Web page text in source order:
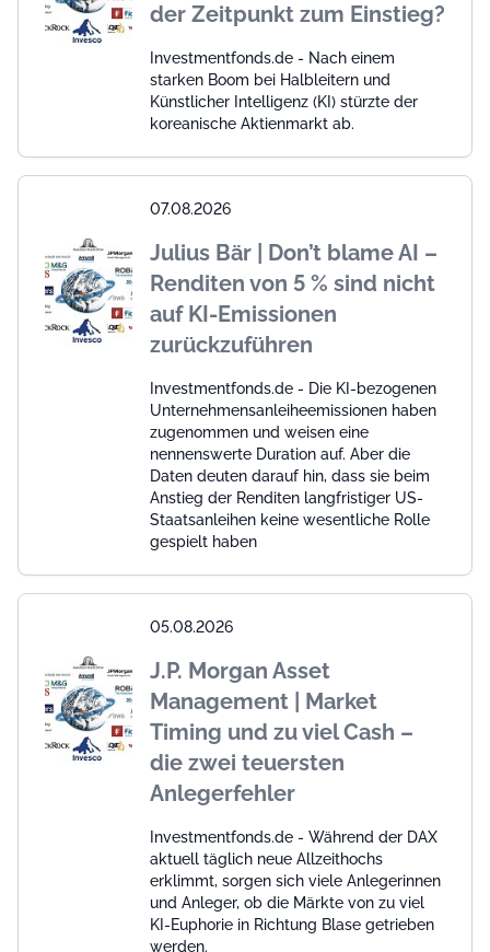
der Zeitpunkt zum Einstieg?
Investmentfonds.de - Nach einem
starken Boom bei Halbleitern und
Künstlicher Intelligenz (KI) stürzte der
koreanische Aktienmarkt ab.
07.08.2026
Julius Bär | Don’t blame AI –
Renditen von 5 % sind nicht
auf KI-Emissionen
zurückzuführen
Investmentfonds.de - Die KI-bezogenen
Unternehmensanleiheemissionen haben
zugenommen und weisen eine
nennenswerte Duration auf. Aber die
Daten deuten darauf hin, dass sie beim
Anstieg der Renditen langfristiger US-
Staatsanleihen keine wesentliche Rolle
gespielt haben
05.08.2026
J.P. Morgan Asset
Management | Market
Timing und zu viel Cash –
die zwei teuersten
Anlegerfehler
Investmentfonds.de - Während der DAX
aktuell täglich neue Allzeithochs
erklimmt, sorgen sich viele Anlegerinnen
und Anleger, ob die Märkte von zu viel
KI-Euphorie in Richtung Blase getrieben
werden.